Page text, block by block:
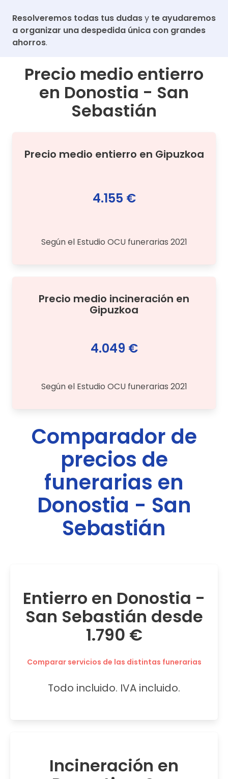
Resolveremos todas tus dudasy te ayudaremos
a organizar una despedida única con grandes
ahorros.
Precio medio entierro
en Donostia - San
Sebastián
Precio medio entierro en Gipuzkoa
4.155 €
Según el Estudio OCU funerarias 2021
Precio medio incineración en
Gipuzkoa
4.049 €
Según el Estudio OCU funerarias 2021
Comparador de
precios de
funerarias en
Donostia - San
Sebastián
Entierro en Donostia -
San Sebastián desde
1.790 €
Comparar servicios de las distintas funerarias
Todo incluido. IVA incluido.
Incineración en